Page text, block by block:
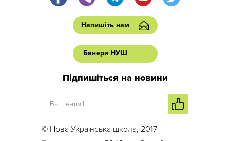
Напишіть нам
Банери НУШ
Підпишіться на новини
© Нова Українська школа, 2017